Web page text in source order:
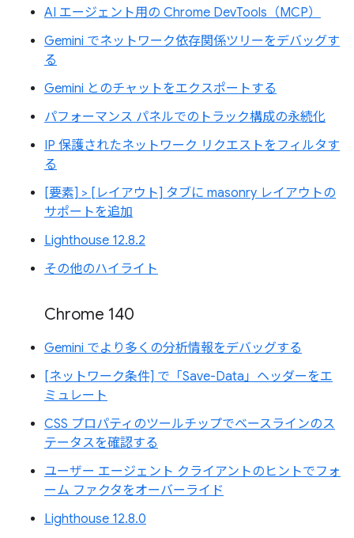
AI エージェント用の Chrome DevTools（MCP）
Gemini でネットワーク依存関係ツリーをデバッグす
る
Gemini とのチャットをエクスポートする
パフォーマンス パネルでのトラック構成の永続化
IP 保護されたネットワーク リクエストをフィルタす
る
[要素] > [レイアウト] タブに masonry レイアウトの
サポートを追加
Lighthouse 12.8.2
その他のハイライト
Chrome 140
Gemini でより多くの分析情報をデバッグする
[ネットワーク条件] で「Save-Data」ヘッダーをエ
ミュレート
CSS プロパティのツールチップでベースラインのス
テータスを確認する
ユーザー エージェント クライアントのヒントでフォ
ーム ファクタをオーバーライド
Lighthouse 12.8.0